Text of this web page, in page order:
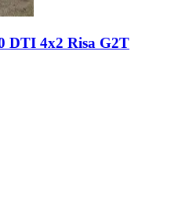
DTI 4x2 Risa G2T